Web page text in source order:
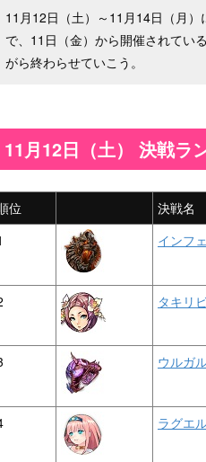
11月12日（土）～11月14日（月
で、11日（金）から開催されてい
がら終わらせていこう。
11月12日（土） 決戦ラ
位 決戦名
インフ
タキリ
ウルガ
ラグエ